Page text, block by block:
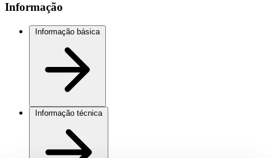
Informação